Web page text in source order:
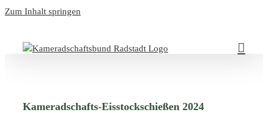
Zum Inhalt springen
Kameradschafts-Eisstockschießen 2024